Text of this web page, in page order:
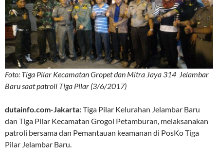
Foto: Tiga Pilar Kecamatan Gropet dan Mitra Jaya 314 Jelambar
Baru saat patroli Tiga Pilar (3/6/2017)
dutainfo.com-Jakarta:Tiga Pilar Kelurahan Jelambar Baru
dan Tiga Pilar Kecamatan Grogol Petamburan, melaksanakan
patroli bersama dan Pemantauan keamanan di PosKo Tiga
Pilar Jelambar Baru.